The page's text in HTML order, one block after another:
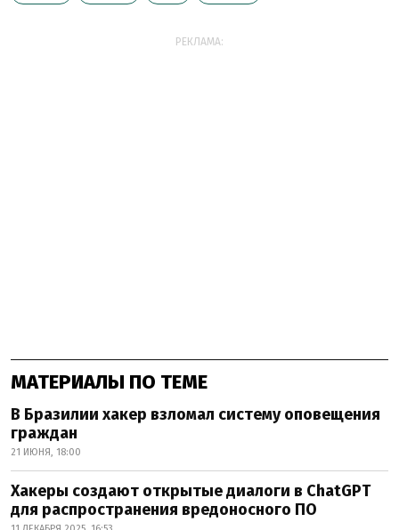
РЕКЛАМА:
МАТЕРИАЛЫ ПО ТЕМЕ
В Бразилии хакер взломал систему оповещения
граждан
21 ИЮНЯ, 18:00
Хакеры создают открытые диалоги в ChatGPT
для распространения вредоносного ПО